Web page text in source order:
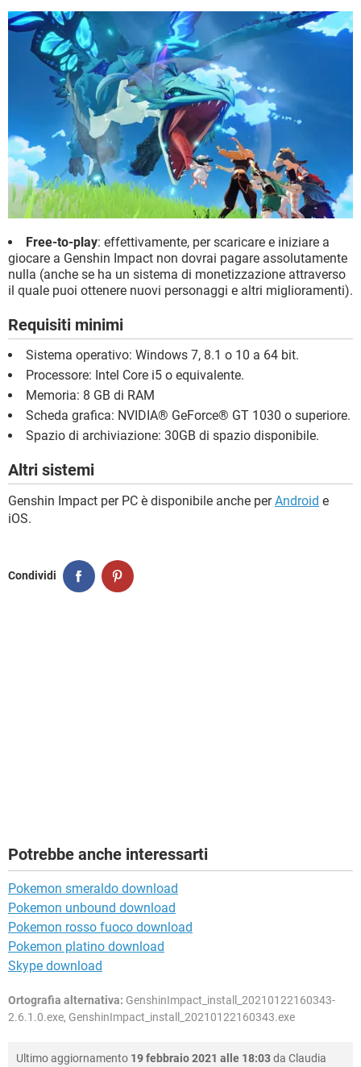
Free-to-play: effettivamente, per scaricare e iniziare a
giocare a Genshin Impact non dovrai pagare assolutamente
nulla (anche se ha un sistema di monetizzazione attraverso
il quale puoi ottenere nuovi personaggi e altri miglioramenti).
Requisiti minimi
Sistema operativo: Windows 7, 8.1 o 10 a 64 bit.
Processore: Intel Core i5 o equivalente.
Memoria: 8 GB di RAM
Scheda grafica: NVIDIA® GeForce® GT 1030 o superiore.
Spazio di archiviazione: 30GB di spazio disponibile.
Altri sistemi
Genshin Impact per PC è disponibile anche perAndroid e
iOS.
Condividi
Potrebbe anche interessarti
Pokemon smeraldo download
Pokemon unbound download
Pokemon rosso fuoco download
Pokemon platino download
Skype download
Ortografia alternativa: GenshinImpact_install_20210122160343-
2.6.1.0.exe, GenshinImpact_install_20210122160343.exe
Ultimo aggiornamento 19 febbraio 2021 alle 18:03da Claudia